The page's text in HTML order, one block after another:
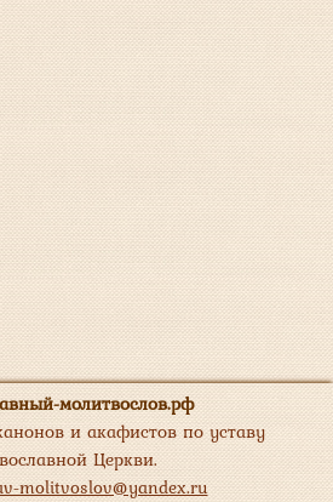
молитвослов.рф
и акафистов по уставу
Церкви.
molitvoslov@yandex.ru